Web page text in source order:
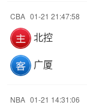
CBA 01-21 21:47:58
北控
广厦
NBA 01-21 14:31:06